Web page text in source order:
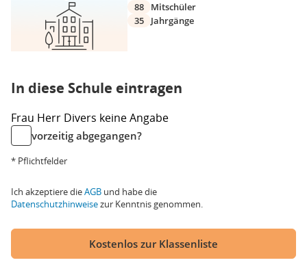
88
Mitschüler
35
Jahrgänge
In diese Schule eintragen
Frau Herr Divers keine Angabe
vorzeitig abgegangen?
* Pflichtfelder
Ich akzeptiere dieAGB und habe die
Datenschutzhinweisezur Kenntnis genommen.
Kostenlos zur Klassenliste